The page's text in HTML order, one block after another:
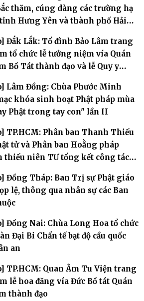
thăm, cúng dàng các trường hạ
Hưng Yên và thành phố Hải
Đắk Lắk: Tổ đình Bảo Lâm trang
tổ chức lễ tưởng niệm vía Quán
Bồ Tát thành đạo và lễ Quy y
Lâm Đồng: Chùa Phước Minh
khóa sinh hoạt Phật pháp mùa
Phật trong tay con" lần II
TP.HCM: Phân ban Thanh Thiếu
tử và Phân ban Hoằng pháp
thiếu niên TƯ tổng kết công tác
Đồng Tháp: Ban Trị sự Phật giáo
lệ, thông qua nhân sự các Ban
Đồng Nai: Chùa Long Hoa tổ chức
Đại Bi Chẩn tế bạt độ cầu quốc
an
TP.HCM: Quan Âm Tu Viện trang
lễ hoa đăng vía Đức Bồ tát Quán
thành đạo